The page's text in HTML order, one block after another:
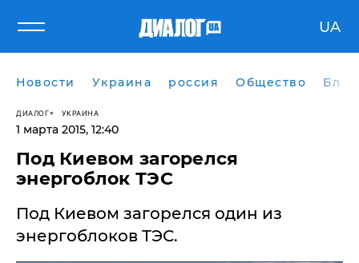
UA
Новости Украина россия Общество
ДИАЛОГ УКРАИНА
1 марта 2015, 12:40
Под Киевом загорелся
энергоблок ТЭС
Под Киевом загорелся один из
энергоблоков ТЭС.